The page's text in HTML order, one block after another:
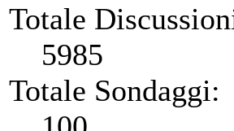
Totale
5985
Totale Sondaggi: